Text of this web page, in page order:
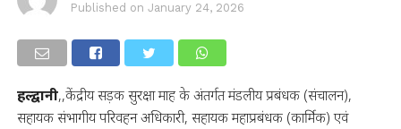
Published on January 24, 2026
हल्द्वानी,,केंद्रीय सड़क सुरक्षा माह के अंतर्गत मंडलीय प्रबंधक (संचालन),
सहायक संभागीय परिवहन अधिकारी, सहायक महाप्रबंधक (कार्मिक) एवं